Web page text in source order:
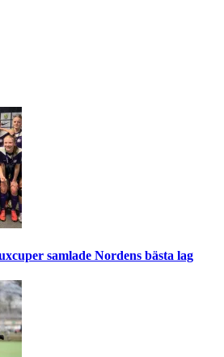
samlade Nordens bästa lag